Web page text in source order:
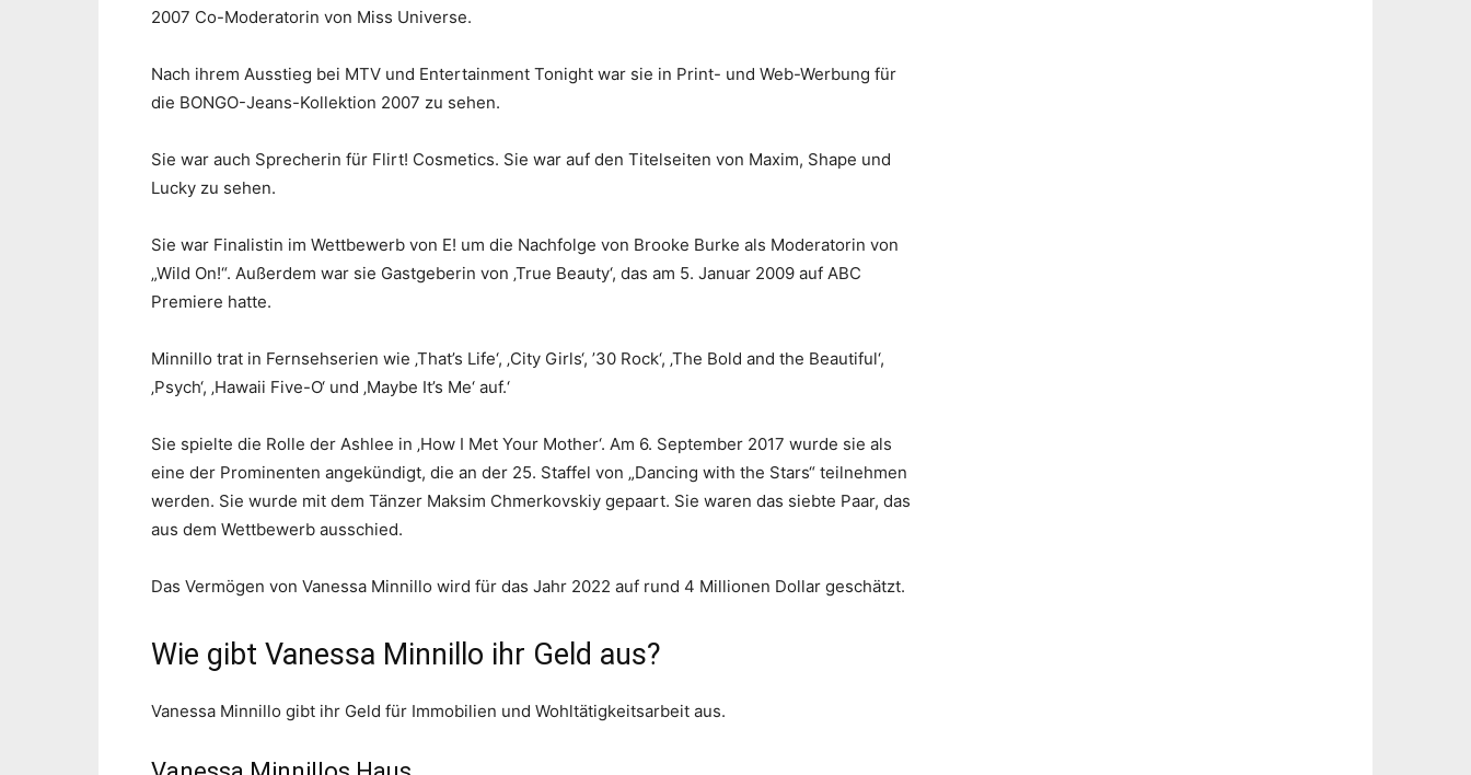
2007 Co-Moderatorin von Miss Universe.
Nach ihrem Ausstieg bei MTV und Entertainment Tonight war sie in Print- und Web-Werbung für
die BONGO-Jeans-Kollektion 2007 zu sehen.
Sie war auch Sprecherin für Flirt! Cosmetics. Sie war auf den Titelseiten von Maxim, Shape und
Lucky zu sehen.
Sie war Finalistin im Wettbewerb von E! um die Nachfolge von Brooke Burke als Moderatorin von
„Wild On!“. Außerdem war sie Gastgeberin von ‚True Beauty‘, das am 5. Januar 2009 auf ABC
Premiere hatte.
Minnillo trat in Fernsehserien wie ‚That’s Life‘, ‚City Girls‘, ’30 Rock‘, ‚The Bold and the Beautiful‘,
‚Psych‘, ‚Hawaii Five-O‘ und ‚Maybe It’s Me‘ auf.‘
Sie spielte die Rolle der Ashlee in ‚How I Met Your Mother‘. Am 6. September 2017 wurde sie als
eine der Prominenten angekündigt, die an der 25. Staffel von „Dancing with the Stars“ teilnehmen
werden. Sie wurde mit dem Tänzer Maksim Chmerkovskiy gepaart. Sie waren das siebte Paar, das
aus dem Wettbewerb ausschied.
Das Vermögen von Vanessa Minnillo wird für das Jahr 2022 auf rund 4 Millionen Dollar geschätzt.
Wie gibt Vanessa Minnillo ihr Geld aus?
Vanessa Minnillo gibt ihr Geld für Immobilien und Wohltätigkeitsarbeit aus.